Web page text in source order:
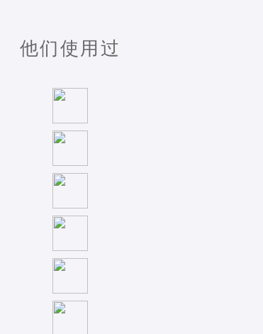
他们使用过